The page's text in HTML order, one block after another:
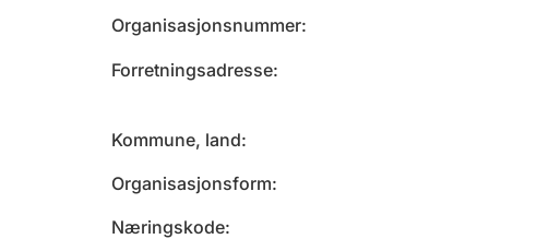
Organisasjonsnummer
Forretningsadresse
Kommune, land
Organisasjonsform
Næringskode